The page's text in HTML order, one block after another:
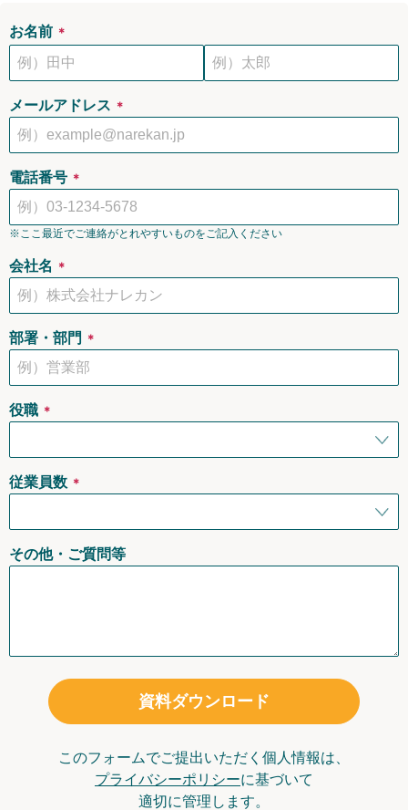
お名前 ＊
メールアドレス ＊
電話番号 ＊
※ここ最近でご連絡がとれやすいものをご記入ください
会社名 ＊
部署・部門 ＊
役職 ＊
従業員数 ＊
その他・ご質問等
資料ダウンロード
このフォームでご提出いただく個人情報は、
プライバシーポリシーに基づいて
適切に管理します。